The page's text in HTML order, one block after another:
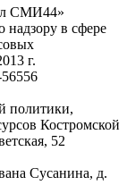
СМИ44»
надзору в сфере
г.
политики,
Костромской
52
Сусанина, д.